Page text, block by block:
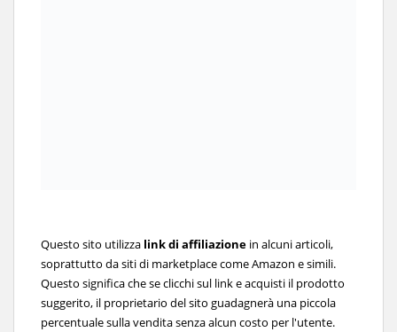
Questo sito utilizza link di affiliazione in alcuni articoli,
soprattutto da siti di marketplace come Amazon e simili.
Questo significa che se clicchi sul link e acquisti il prodotto
suggerito, il proprietario del sito guadagnerà una piccola
percentuale sulla vendita senza alcun costo per l'utente.